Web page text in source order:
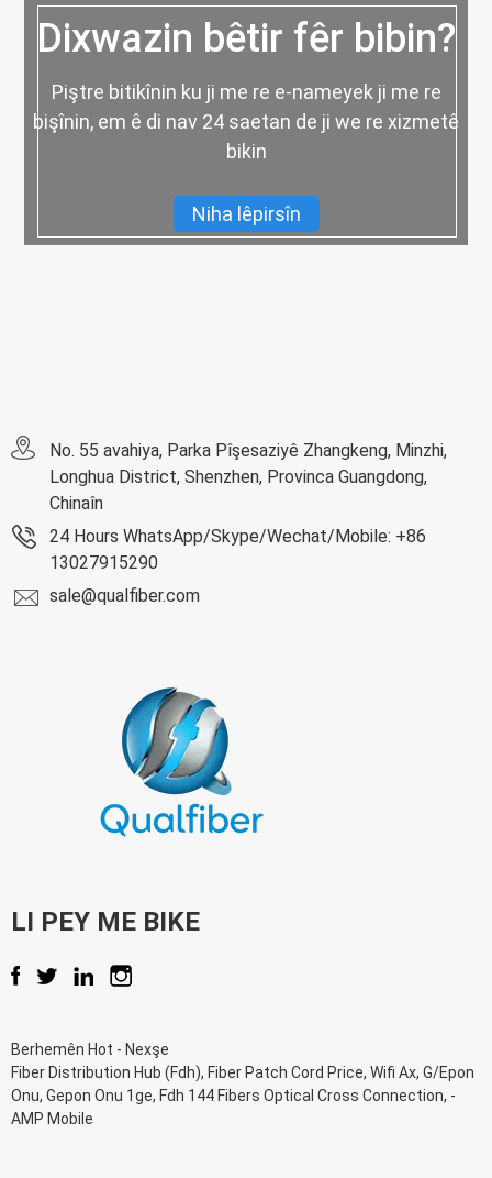
Dixwazin bêtir fêr bibin?
Piştre bitikînin ku ji me re e-nameyek ji me re
bişînin, em ê di nav 24 saetan de ji we re xizmetê
bikin
Niha lêpirsîn
No. 55 avahiya, Parka Pîşesaziyê Zhangkeng, Minzhi,
Longhua District, Shenzhen, Provinca Guangdong,
Chinaîn
24 Hours WhatsApp/Skype/Wechat/Mobile: +86
13027915290
sale@qualfiber.com
LI PEY ME BIKE
Berhemên Hot - Nexşe
Fiber Distribution Hub (Fdh), Fiber Patch Cord Price, Wifi Ax, G/Epon
Onu, Gepon Onu 1ge, Fdh 144 Fibers Optical Cross Connection, -
AMP Mobile